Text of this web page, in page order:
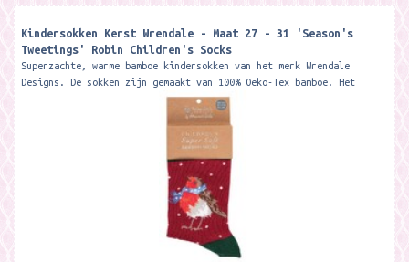
Kindersokken Kerst Wrendale - Maat 27 - 31 'Season's
Tweetings' Robin Children's Socks ​
Superzachte, warme bamboe kindersokken van het merk Wrendale
Designs. De sokken zijn gemaakt van 100% Oeko-Tex bamboe. Het
materiaal is zacht, warm,...